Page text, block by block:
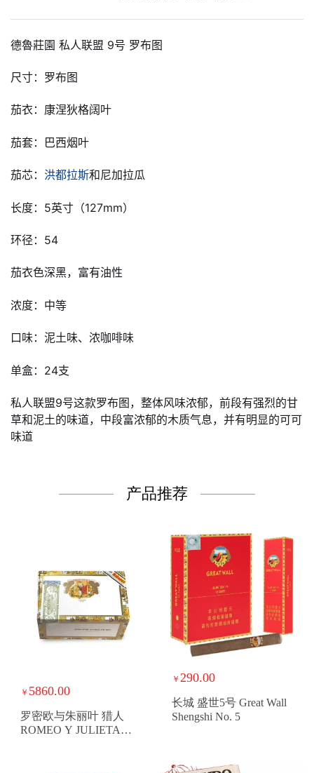
德魯莊園 私人联盟 9号 罗布图
尺寸：罗布图
茄衣：康涅狄格阔叶
茄套：巴西烟叶
茄芯： 洪都拉斯和尼加拉瓜
长度：5英寸（127mm）
环径：54
茄衣色深黑，富有油性
浓度：中等
口味：泥土味、浓咖啡味
单盒：24支
私人联盟9号这款罗布图，整体风味浓郁，前段有强烈的甘
草和泥土的味道，中段富浓郁的木质气息，并有明显的可可
味道
产品推荐
￥ 5860.00
罗密欧与朱丽叶 猎人
ROMEO Y JULIETA
￥ 290.00
长城 盛世5号 Great Wall
Shengshi No. 5